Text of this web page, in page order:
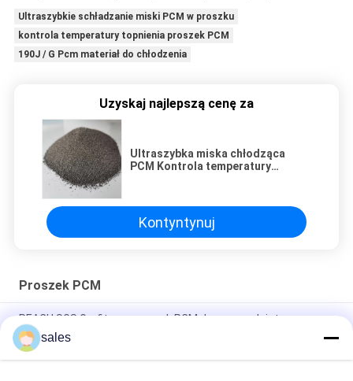
Ultraszybkie schładzanie miski PCM w proszku
kontrola temperatury topnienia proszek PCM
190J / G Pcm materiał do chłodzenia
Uzyskaj najlepszą cenę za
Ultraszybka miska chłodząca
PCM Kontrola temperatury
Kontyntynuj
Proszek PCM
REACH SGS Grafitowy proszek PCM do przewodnictwa
cieplnego
Proszek PCM LHS Non Explosive Entropy Management
sales